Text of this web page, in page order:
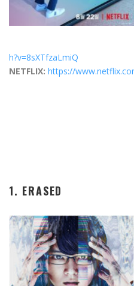
h?v=8sXTfzaLmiQ
NETFLIX: https://
1. ERASED